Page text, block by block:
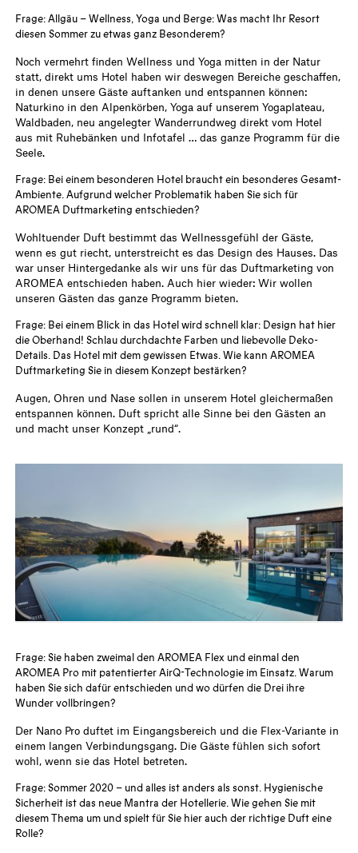
Frage: Allgäu – Wellness, Yoga und Berge: Was macht Ihr Resort
diesen Sommer zu etwas ganz Besonderem?
Noch vermehrt finden Wellness und Yoga mitten in der Natur
statt, direkt ums Hotel haben wir deswegen Bereiche geschaffen,
in denen unsere Gäste auftanken und entspannen können:
Naturkino in den Alpenkörben, Yoga auf unserem Yogaplateau,
Waldbaden, neu angelegter Wanderrundweg direkt vom Hotel
aus mit Ruhebänken und Infotafel … das ganze Programm für die
Seele.
Frage: Bei einem besonderen Hotel braucht ein besonderes Gesamt-
Ambiente. Aufgrund welcher Problematik haben Sie sich für
AROMEA Duftmarketing entschieden?
Wohltuender Duft bestimmt das Wellnessgefühl der Gäste,
wenn es gut riecht, unterstreicht es das Design des Hauses. Das
war unser Hintergedanke als wir uns für das Duftmarketing von
AROMEA entschieden haben. Auch hier wieder: Wir wollen
unseren Gästen das ganze Programm bieten.
Frage: Bei einem Blick in das Hotel wird schnell klar: Design hat hier
die Oberhand! Schlau durchdachte Farben und liebevolle Deko-
Details. Das Hotel mit dem gewissen Etwas. Wie kann AROMEA
Duftmarketing Sie in diesem Konzept bestärken?
Augen, Ohren und Nase sollen in unserem Hotel gleichermaßen
entspannen können. Duft spricht alle Sinne bei den Gästen an
und macht unser Konzept „rund“.
Frage: Sie haben zweimal den AROMEA Flex und einmal den
AROMEA Pro mit patentierter AirQ-Technologie im Einsatz. Warum
haben Sie sich dafür entschieden und wo dürfen die Drei ihre
Wunder vollbringen?
Der Nano Pro duftet im Eingangsbereich und die Flex-Variante in
einem langen Verbindungsgang. Die Gäste fühlen sich sofort
wohl, wenn sie das Hotel betreten.
Frage: Sommer 2020 – und alles ist anders als sonst. Hygienische
Sicherheit ist das neue Mantra der Hotellerie. Wie gehen Sie mit
diesem Thema um und spielt für Sie hier auch der richtige Duft eine
Rolle?